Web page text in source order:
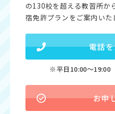
の130校を超える教習所か
宿免許プランをご案内いた
電話
※平日10:00〜19:00
お申